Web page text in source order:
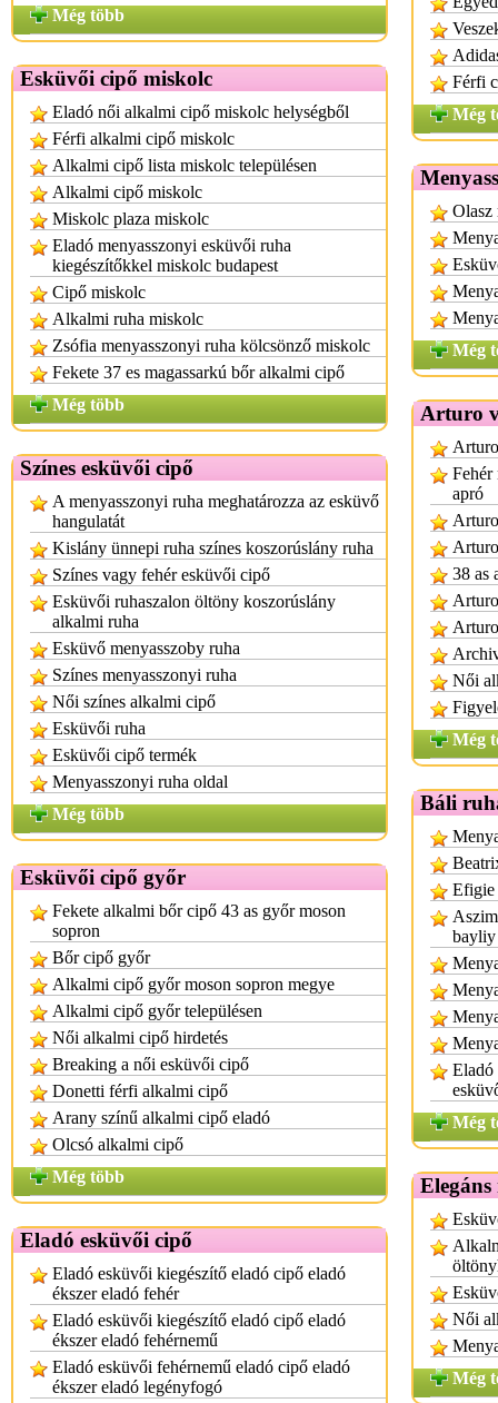
Még több
Esküvői cipő miskolc
Eladó női alkalmi cipő miskolc helységből
Férfi alkalmi cipő miskolc
Alkalmi cipő lista miskolc településen
Alkalmi cipő miskolc
Miskolc plaza miskolc
Eladó menyasszonyi esküvői ruha
kiegészítőkkel miskolc budapest
Cipő miskolc
Alkalmi ruha miskolc
Zsófia menyasszonyi ruha kölcsönző miskolc
Fekete 37 es magassarkú bőr alkalmi cipő
Még több
Színes esküvői cipő
A menyasszonyi ruha meghatározza az esküvő
hangulatát
Kislány ünnepi ruha színes koszorúslány ruha
Színes vagy fehér esküvői cipő
Esküvői ruhaszalon öltöny koszorúslány
alkalmi ruha
Esküvő menyasszoby ruha
Színes menyasszonyi ruha
Női színes alkalmi cipő
Esküvői ruha
Esküvői cipő termék
Menyasszonyi ruha oldal
Még több
Esküvői cipő győr
Fekete alkalmi bőr cipő 43 as győr moson
sopron
Bőr cipő győr
Alkalmi cipő győr moson sopron megye
Alkalmi cipő győr településen
Női alkalmi cipő hirdetés
Breaking a női esküvői cipő
Donetti férfi alkalmi cipő
Arany színű alkalmi cipő eladó
Olcsó alkalmi cipő
Még több
Eladó esküvői cipő
Eladó esküvői kiegészítő eladó cipő eladó
ékszer eladó fehér
Eladó esküvői kiegészítő eladó cipő eladó
ékszer eladó fehérnemű
Eladó esküvői fehérnemű eladó cipő eladó
ékszer eladó legényfogó
Férfi
Még
Olasz
Még
Arturo
Fehér
apró
38 as
Női
Még
Báli
Efigie
bayliy
Eladó
Még
Női
Még